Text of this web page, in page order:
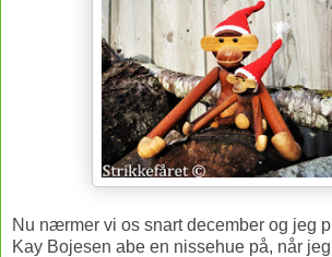
Nu nærmer vi os snart december og jeg
Kay Bojesen abe en nissehue på, når